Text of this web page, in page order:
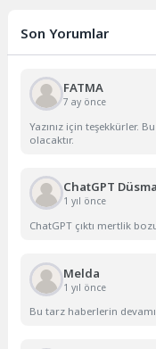
Son Yorumlar
FATMA
7 ay önce
Yazınız için teşekkürler.
olacaktır.
ChatGPT
1 yıl önce
ChatGPT çıktı mertlik
Melda
1 yıl önce
Bu tarz haberlerin